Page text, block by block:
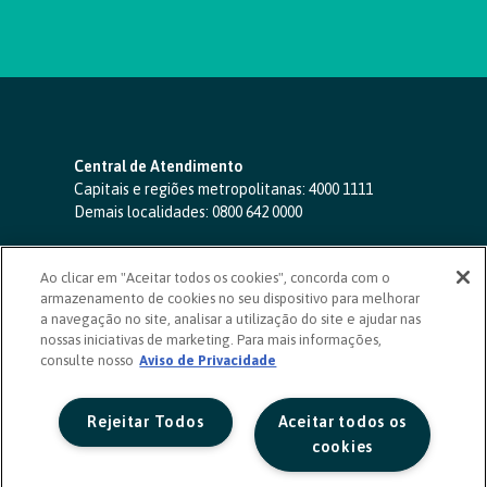
Central de Atendimento
Capitais e regiões metropolitanas: 4000 1111
Demais localidades: 0800 642 0000
SAC 24 horas-0800 724 4420
Ouvidoria
0800 725 0996
(de segunda a sexta, das 8h às 20h)
ouvidoriasicoob.com.br
Deficientes auditivos ou de fala
Ao clicar em "Aceitar todos os cookies", concorda com o
armazenamento de cookies no seu dispositivo para melhorar
a navegação no site, analisar a utilização do site e ajudar nas
nossas iniciativas de marketing. Para mais informações,
consulte nosso Aviso de Privacidade
Aceitar todos os
cookies
Rejeitar Todos